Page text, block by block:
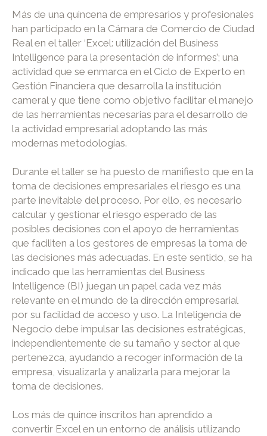
Más de una quincena de empresarios y profesionales
han participado en la Cámara de Comercio de Ciudad
Real en el taller ‘Excel: utilización del Business
Intelligence para la presentación de informes’; una
actividad que se enmarca en el Ciclo de Experto en
Gestión Financiera que desarrolla la institución
cameral y que tiene como objetivo facilitar el manejo
de las herramientas necesarias para el desarrollo de
la actividad empresarial adoptando las más
modernas metodologías.
Durante el taller se ha puesto de manifiesto que en la
toma de decisiones empresariales el riesgo es una
parte inevitable del proceso. Por ello, es necesario
calcular y gestionar el riesgo esperado de las
posibles decisiones con el apoyo de herramientas
que faciliten a los gestores de empresas la toma de
las decisiones más adecuadas. En este sentido, se ha
indicado que las herramientas del Business
Intelligence (BI) juegan un papel cada vez más
relevante en el mundo de la dirección empresarial
por su facilidad de acceso y uso. La Inteligencia de
Negocio debe impulsar las decisiones estratégicas,
independientemente de su tamaño y sector al que
pertenezca, ayudando a recoger información de la
empresa, visualizarla y analizarla para mejorar la
toma de decisiones.
Los más de quince inscritos han aprendido a
convertir Excel en un entorno de análisis utilizando